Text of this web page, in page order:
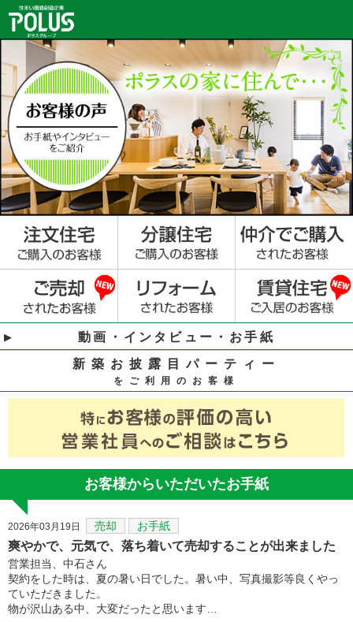
動画・インタビュー・お手紙
新築お披露目パーティー
をご利用のお客様
お客様からいただいたお手紙
2026年03月19日 売却 お手紙
爽やかで、元気で、落ち着いて売却することが出来ました
営業担当、中石さん
契約をした時は、夏の暑い日でした。暑い中、写真撮影等良くやっ
ていただきました。
物が沢山ある中、大変だったと思います…